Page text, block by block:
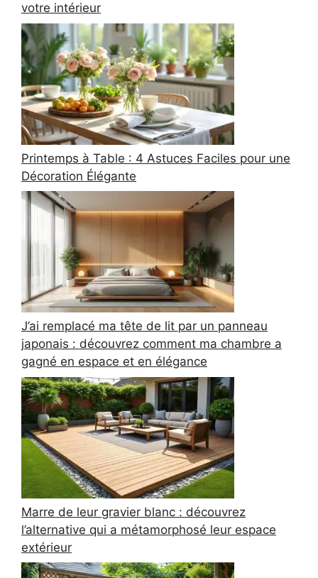
votre intérieur
Printemps à Table : 4 Astuces Faciles pour une
Décoration Élégante
J’ai remplacé ma tête de lit par un panneau
japonais : découvrez comment ma chambre a
gagné en espace et en élégance
Marre de leur gravier blanc : découvrez
l’alternative qui a métamorphosé leur espace
extérieur